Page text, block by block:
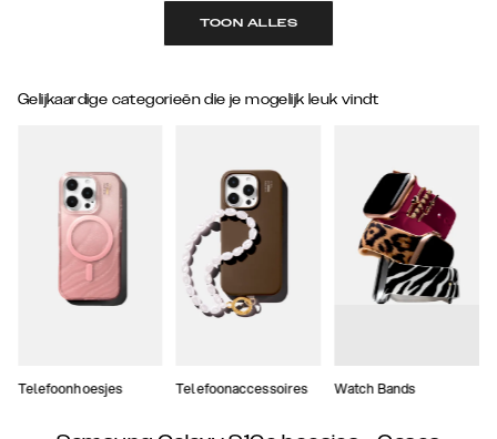
TOON ALLES
Gelijkaardige categorieën die je mogelijk leuk vindt
Telefoonhoesjes Telefoonaccessoires Watch Bands